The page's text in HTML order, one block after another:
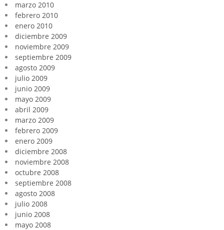
marzo 2010
febrero 2010
enero 2010
diciembre 2009
noviembre 2009
septiembre 2009
agosto 2009
julio 2009
junio 2009
mayo 2009
abril 2009
marzo 2009
febrero 2009
enero 2009
diciembre 2008
noviembre 2008
octubre 2008
septiembre 2008
agosto 2008
julio 2008
junio 2008
mayo 2008